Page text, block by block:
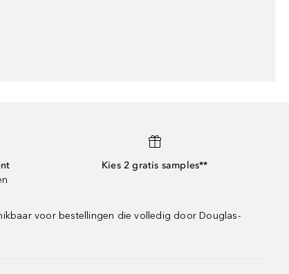
Kies 2 gratis samples**
voor bestellingen die volledig door Douglas-